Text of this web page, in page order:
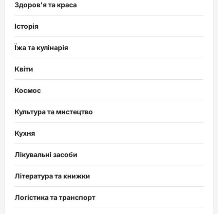
Здоров'я та краса
Історія
Їжа та кулінарія
Квіти
Космос
Культура та мистецтво
Кухня
Лікувальні засоби
Література та книжки
Логістика та транспорт